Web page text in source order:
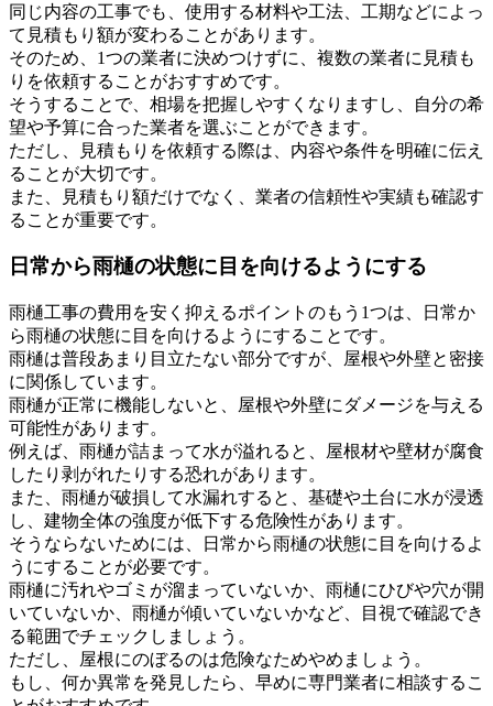
同じ内容の工事でも、使用する材料や工法、工期などによっ
て見積もり額が変わることがあります。
そのため、1つの業者に決めつけずに、複数の業者に見積も
りを依頼することがおすすめです。
そうすることで、相場を把握しやすくなりますし、自分の希
望や予算に合った業者を選ぶことができます。
ただし、見積もりを依頼する際は、内容や条件を明確に伝え
ることが大切です。
また、見積もり額だけでなく、業者の信頼性や実績も確認す
ることが重要です。
日常から雨樋の状態に目を向けるようにする
雨樋工事の費用を安く抑えるポイントのもう1つは、日常か
ら雨樋の状態に目を向けるようにすることです。
雨樋は普段あまり目立たない部分ですが、屋根や外壁と密接
に関係しています。
雨樋が正常に機能しないと、屋根や外壁にダメージを与える
可能性があります。
例えば、雨樋が詰まって水が溢れると、屋根材や壁材が腐食
したり剥がれたりする恐れがあります。
また、雨樋が破損して水漏れすると、基礎や土台に水が浸透
し、建物全体の強度が低下する危険性があります。
そうならないためには、日常から雨樋の状態に目を向けるよ
うにすることが必要です。
雨樋に汚れやゴミが溜まっていないか、雨樋にひびや穴が開
いていないか、雨樋が傾いていないかなど、目視で確認でき
る範囲でチェックしましょう。
ただし、屋根にのぼるのは危険なためやめましょう。
もし、何か異常を発見したら、早めに専門業者に相談するこ